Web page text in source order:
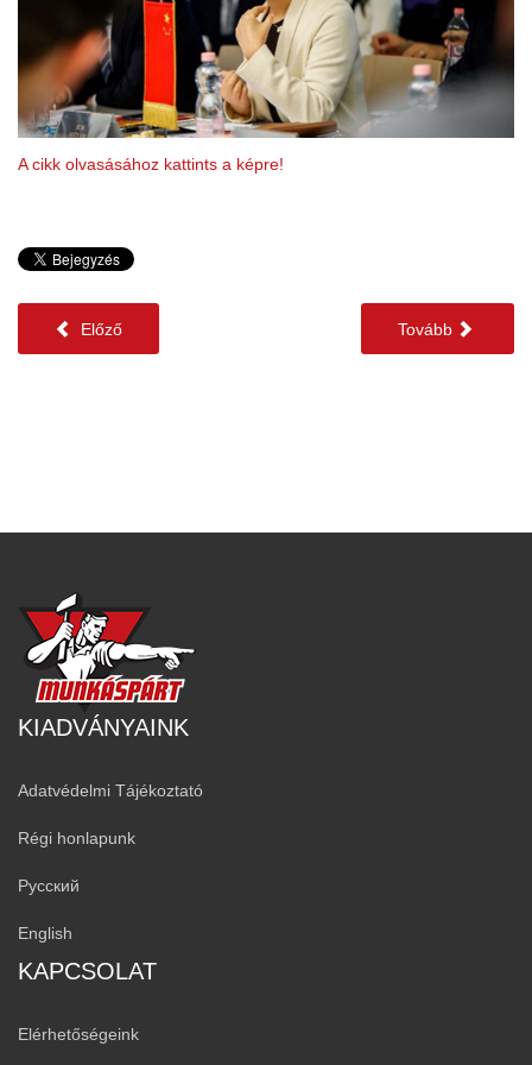
A cikk olvasásához kattints a képre!
Előző Tovább
KIADVÁNYAINK
Adatvédelmi Tájékoztató
Régi honlapunk
Русский
English
KAPCSOLAT
Elérhetőségeink